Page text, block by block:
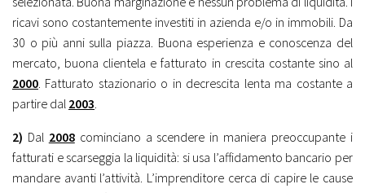
ricavi sono costantemente investiti in azienda e/o in immobili. Da
30 o più anni sulla piazza. Buona esperienza e conoscenza del
mercato, buona clientela e fatturato in crescita costante sino al
2000 . Fatturato stazionario o in decrescita lenta ma costante a
partire dal 2003
2) Dal 2008 cominciano a scendere in maniera preoccupante i
fatturati e scarseggia la liquidità: si usa l’affidamento bancario per
mandare avanti l’attività. L’imprenditore cerca di capire le cause